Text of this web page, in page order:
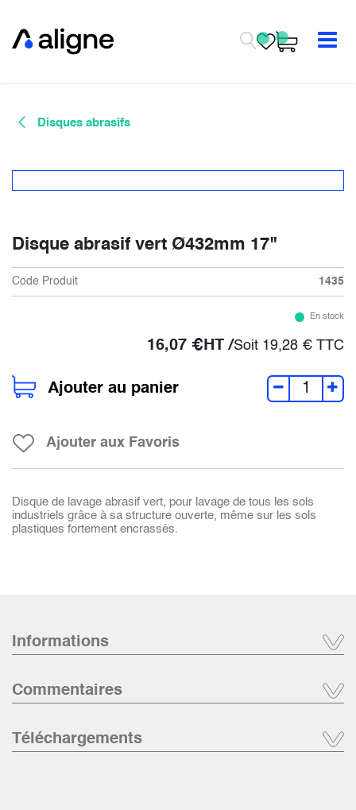
Disques abrasifs
Disque abrasif vert Ø432mm 17"
Code Produit 1435
En stock
16,07 €HT /Soit 19,28 € TTC
Ajouter au panier
Ajouter aux Favoris
Disque de lavage abrasif vert, pour lavage de tous les sols
industriels grâce à sa structure ouverte, même sur les sols
plastiques fortement encrassés.
Informations
Commentaires
Téléchargements